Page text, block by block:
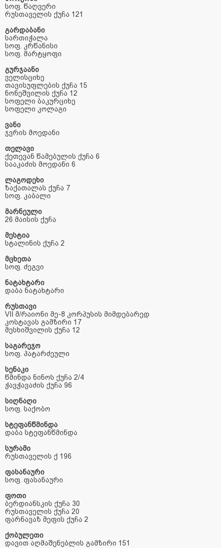
სოფ. წაღვერი
რუსთაველის ქუჩა 121
გარდაბანი
სართიჭალა
სოფ. კრწანისი
სოფ. მარტყოფი
გურჯაანი
ველისციხე
თავისუფლების ქუჩა 15
ნონეშვილის ქუჩა 12
სოფელი ბაკურციხე
სოფელი კოლაგი
ვანი
ჯვრის მოედანი
თელავი
ქეთევან წამებულის ქუჩა 6
სააკაძის მოედანი 6
ლაგოდეხი
ზაქათალას ქუჩა 7
სოფ. კაბალი
მარნეული
26 მაისის ქუჩა
მესტია
სტალინის ქუჩა 2
მცხეთა
სოფ. ძეგვი
ნატახტარი
დაბა ნატახტარი
რუსთავი
VII მ/რაიონი მე-8 კორპუსის მიმდებარედ
კოსტავას გამზირი 17
მესხიშვილის ქუჩა 12
საგარეჯო
სოფ. პატარძეული
სენაკი
წმინდა ნინოს ქუჩა 2/4
ჭავჭავაძის ქუჩა 96
სიღნაღი
სოფ. საქობო
სტეფანწმინდა
დაბა სტეფანწმინდა
სურამი
რუსთაველის ქ 196
ფასანაური
სოფ. ფასანაური
ფოთი
ბერდიანსკის ქუჩა 30
რუსთაველის ქუჩა 20
ფარნავაზ მეფის ქუჩა 2
ქობულეთი
დავით აღმაშენებლის გამზირი 151